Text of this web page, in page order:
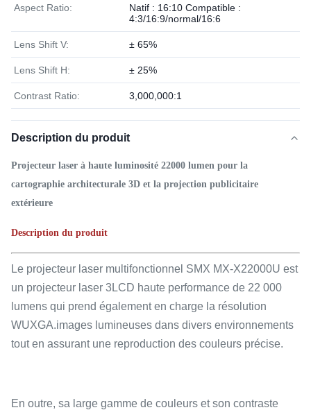
Aspect Ratio:
Natif : 16:10 Compatible :
4:3/16:9/normal/16:6
Lens Shift V: ± 65%
Lens Shift H: ± 25%
Contrast Ratio: 3,000,000:1
Description du produit
Projecteur laser à haute luminosité 22000 lumen pour la
cartographie architecturale 3D et la projection publicitaire
extérieure
Description du produit
Le projecteur laser multifonctionnel SMX MX-X22000U est
un projecteur laser 3LCD haute performance de 22 000
lumens qui prend également en charge la résolution
WUXGA.images lumineuses dans divers environnements
tout en assurant une reproduction des couleurs précise.
En outre, sa large gamme de couleurs et son contraste